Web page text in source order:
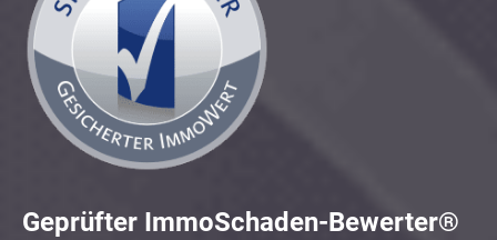
Geprüfter ImmoSchaden-Bewerter®